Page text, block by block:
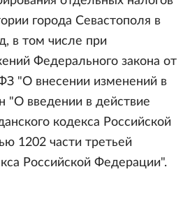
города Севастополя в
в том числе при
Федерального закона от
"О внесении изменений в
"О введении в действие
кодекса Российской
1202 части третьей
Российской Федерации".